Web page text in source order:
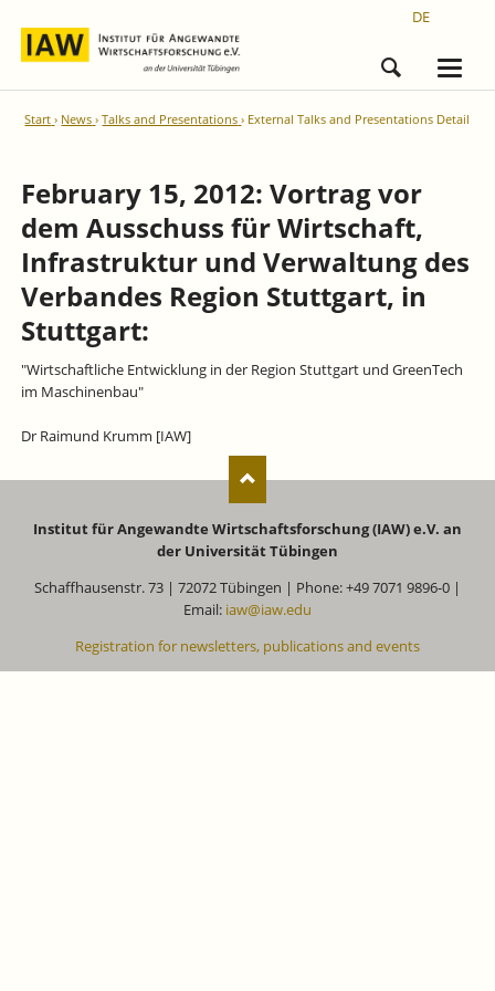
DE
Start News Talks and Presentations External Talks and Presentations Detail
February 15, 2012: Vortrag vor
dem Ausschuss für Wirtschaft,
Infrastruktur und Verwaltung des
Verbandes Region Stuttgart, in
Stuttgart:
"Wirtschaftliche Entwicklung in der Region Stuttgart und GreenTech
im Maschinenbau"
Dr Raimund Krumm [IAW]
Institut für Angewandte Wirtschaftsforschung (IAW) e.V. an
der Universität Tübingen
Schaffhausenstr. 73 | 72072 Tübingen | Phone: +49 7071 9896-0 |
Email: iaw@iaw.edu
Registration for newsletters, publications and events